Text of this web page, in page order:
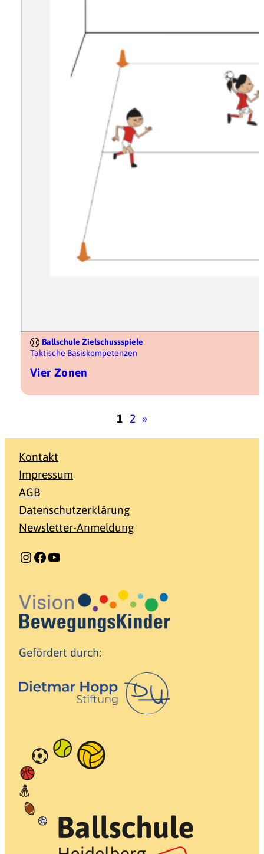
Ballschule Zielschussspiele
Taktische Basiskompetenzen
Vier Zonen
1 2 »
Kontakt
Impressum
AGB
Datenschutzerklärung
Newsletter-Anmeldung
Instagram Facebook YouTube
Gefördert durch: